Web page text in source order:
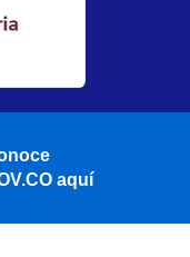
aquí